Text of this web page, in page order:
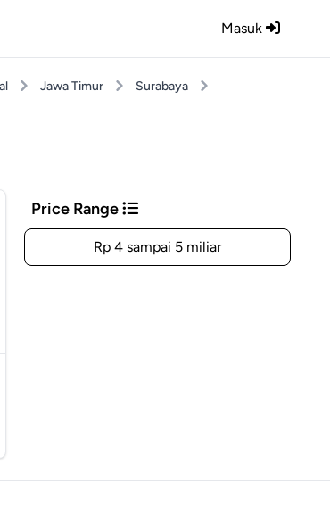
Masuk
Jawa Timur
Surabaya
Price Range
Rp 4 sampai 5 miliar